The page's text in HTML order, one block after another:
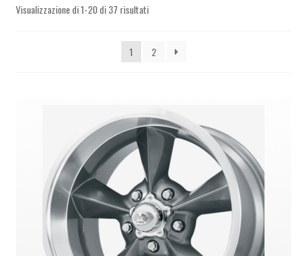
PARTNER
Visualizzazione di 1-20 di 37 risultati
1 2